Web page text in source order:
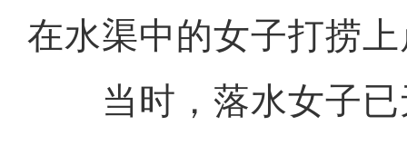
在水渠中的女子打捞
当时，落水女子已